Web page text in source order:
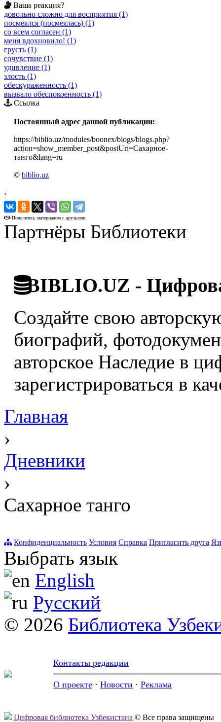
Ваша реакция?
довольно сложно для восприятия (1)
посмеялся (посмеялась) (1)
со всем согласен (1)
меня вдохновило! (1)
грусть (1)
сочувствие (1)
удивление (1)
злость (1)
обескураженность (1)
вызвало обеспокоенность (1)
Ссылка
Постоянный адрес данной публикации:
https://biblio.uz/modules/boonex/blogs/blogs.php?
action=show_member_post&postUri=Сахарное-
танго&lang=ru
© biblio.uz
‹
›
Поделитесь материалом с друзьями
Партнёры Библиотеки
BIBLIO.UZ -
Создайте свою
биографий,
авторское Наследие в
зарегистрироваться в
Главная
›
Дневники
›
Сахарное танго
Конфиденциальность Условия Справка Пригласить друга
Выбрать язык
English
Русский
© 2026 Библиотека
Контакты редакции
О проекте · Новости · Реклама
Цифровая библиотека Узбекистана © Все права защищены